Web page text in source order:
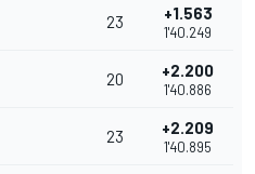
23 +1.563
1'40.249
20 +2.200
1'40.886
23 +2.209
1'40.895